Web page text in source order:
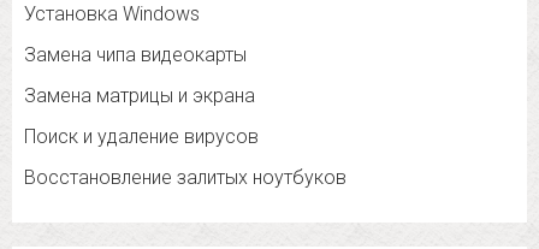
Установка Windows
Замена чипа видеокарты
Замена матрицы и экрана
Поиск и удаление вирусов
Восстановление залитых ноутбуков